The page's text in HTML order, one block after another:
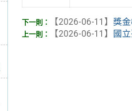
【2026-06-11】獎
【2026-06-11】
國